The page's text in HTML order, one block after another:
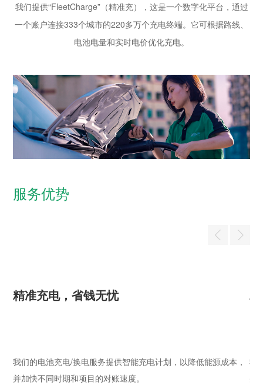
我们提供“FleetCharge”（精准充），这是一个数字化平台，通过
一个账户连接333个城市的220多万个充电终端。它可根据路线、
电池电量和实时电价优化充电。
服务优势
精准充电，省钱无忧
我们的电池充电/换电服务提供智能充电计划，以降低能源成本，
并加快不同时期和项目的对账速度。
我